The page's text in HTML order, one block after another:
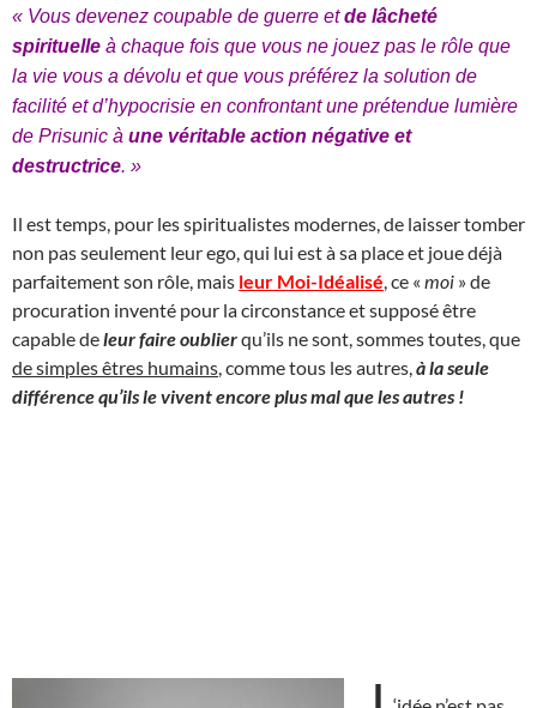
« Vous devenez coupable de guerre etde lâcheté
spirituelle à chaque fois que vous ne jouez pas le rôle que
la vie vous a dévolu et que vous préférez la solution de
facilité et d’hypocrisie en confrontant une prétendue lumière
de Prisunic à une véritable action négative et
destructrice. »
Il est temps, pour les spiritualistes modernes, de laisser tomber
non pas seulement leur ego, qui lui est à sa place et joue déjà
parfaitement son rôle, mais leur Moi-Idéalisé , ce « moi » de
procuration inventé pour la circonstance et supposé être
capable deleur faire oublierqu’ils ne sont, sommes toutes, que
de simples êtres humains , comme tous les autres, à la seule
différence qu’ils le vivent encore plus mal que les autres !
L